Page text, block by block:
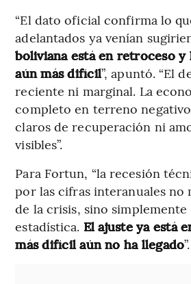
“El dato oficial confirma lo
adelantados ya venían
boliviana está en retroceso y
aún más difícil”, apuntó. “El
reciente ni marginal. La
completo en terreno
claros de recuperación ni
visibles”.
Para Fortun, “la recesión
por las cifras interanuales no
de la crisis, sino
estadística. El ajuste ya está
más difícil aún no ha llegado”.